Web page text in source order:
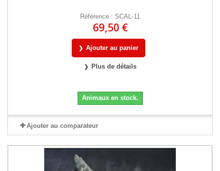
Référence : SCAL-11
69,50 €
Ajouter au panier
Plus de détails
Animaux en stock.
Ajouter au comparateur